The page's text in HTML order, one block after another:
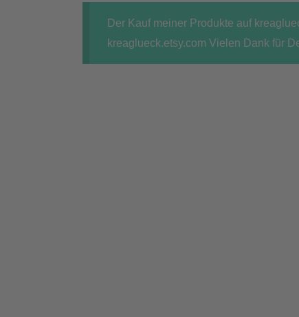
Der Kauf meiner Produkte auf
kreaglueck.etsy.com Vielen Dank für